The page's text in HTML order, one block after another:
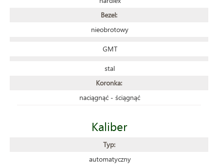
Bezel:
nieobrotowy
GMT
stal
Koronka:
naciągnąć - ściągnąć
Kaliber
Typ:
automatyczny